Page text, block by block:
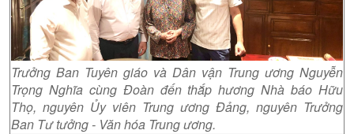
Trưởng Ban Tuyên giáo và Dân vận Trung ương Nguyễn
Trọng Nghĩa cùng Đoàn đến thắp hương Nhà báo Hữu
Thọ, nguyên Ủy viên Trung ương Đảng, nguyên Trưởng
Ban Tư tưởng - Văn hóa Trung ương.